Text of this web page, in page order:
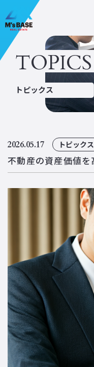
株
大阪府池田
TEL
ホーム
不動産売買・買取
リフォーム
会社概要
新着情報
TOPICS
トピックス
2026.05.17 トピックス
不動産の資産価値